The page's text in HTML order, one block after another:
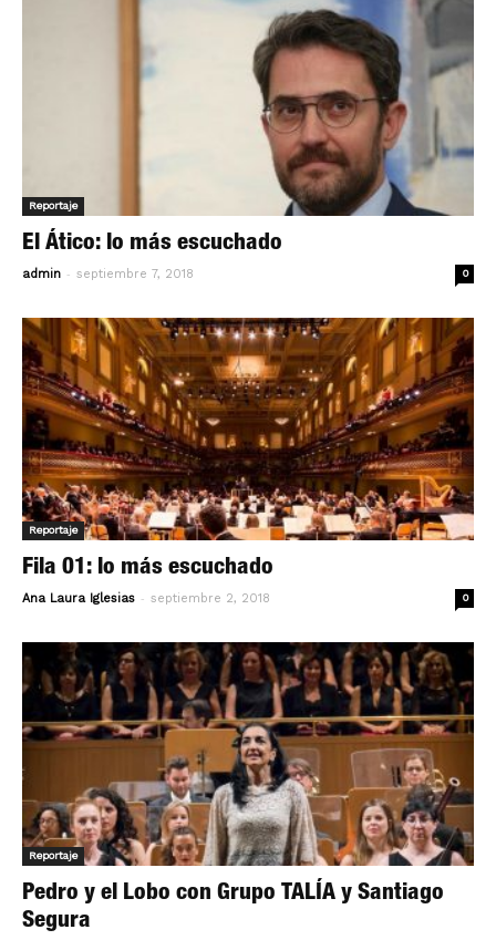
Reportaje
El Ático: lo más escuchado
admin - septiembre 7, 2018 0
Reportaje
Fila 01: lo más escuchado
Ana Laura Iglesias - septiembre 2, 2018 0
Reportaje
Pedro y el Lobo con Grupo TALÍA y Santiago
Segura